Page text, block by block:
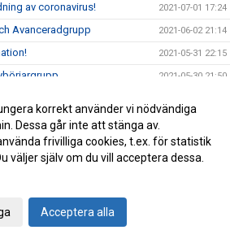
av coronavirus! 2021-07-01 17:24
Avanceradgrupp 2021-06-02 21:14
2021-05-31 22:15
2021-05-30 21:50
VT-2021
2021-03-29 20:52
i gymnasieåldern, födda
korrekt använder vi nödvändiga
Dessa går inte att stänga av.
frivilliga cookies, t.ex. för statistik
väljer själv om du vill acceptera dessa.
Acceptera alla